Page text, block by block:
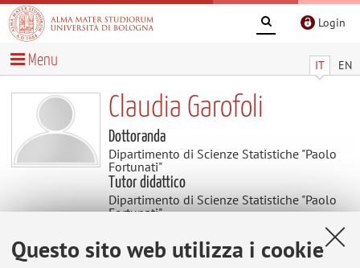
Questo sito web utilizza i cookie
Login
IT EN
Menu
Claudia Garofoli
Dottoranda
Dipartimento di Scienze Statistiche "Paolo
Fortunati"
Tutor didattico
Dipartimento di Scienze Statistiche "Paolo
Fortunati"
STATISTICA ECONOMICA